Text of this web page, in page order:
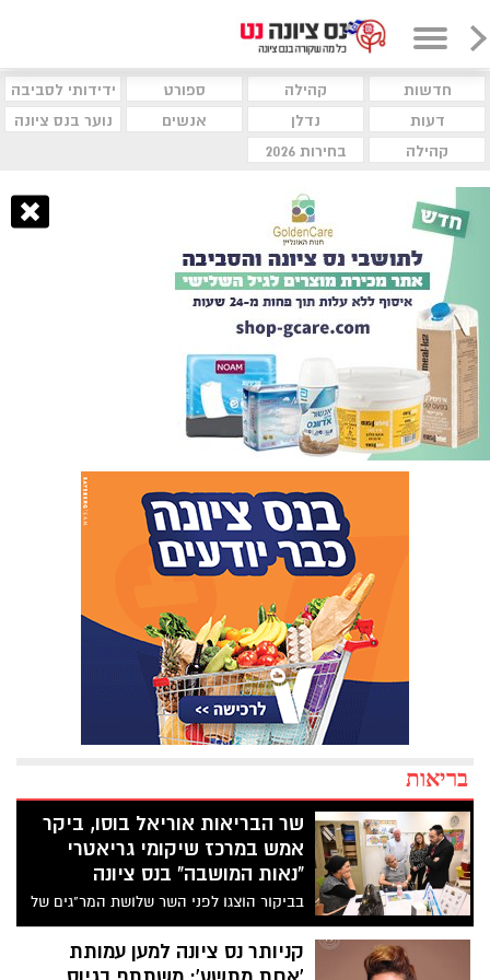
חדשות קהילה ספורט
ידידותי לסביבה
דעות
נדלן אנשים
נוער בנס ציונה
קהילה
בחירות 2026
בריאות
שר הבריאות אוריאל בוסו, ביקר
אמש במרכז שיקומי גריאטרי
"נאות המושבה" בנס ציונה
בביקור הוצגו לפני השר שלושת המר"גים של
הרשת, שקלטו מיד עם פרוץ המלחמה כ-200
מטופלים מאזורי הלחימה בדרום ובצפון
ומעניקים להם טיפול רפואי לצד תמיכה
קניותר נס ציונה למען עמותת